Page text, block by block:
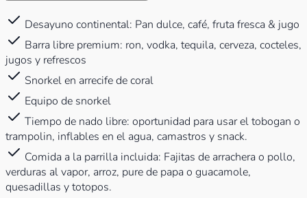
Desayuno continental: Pan dulce, café, fruta fresca & jugo
Barra libre premium: ron, vodka, tequila, cerveza, cocteles,
jugos y refrescos
Snorkel en arrecife de coral
Equipo de snorkel
Tiempo de nado libre: oportunidad para usar el tobogan o
trampolin, inflables en el agua, camastros y snack.
Comida a la parrilla incluida: Fajitas de arrachera o pollo,
verduras al vapor, arroz, pure de papa o guacamole,
quesadillas y totopos.